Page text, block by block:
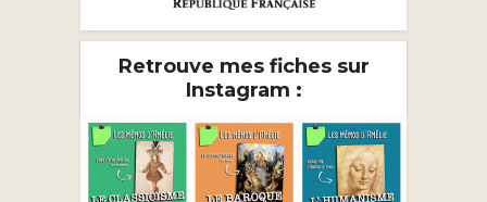
Retrouve mes fiches sur
Instagram :